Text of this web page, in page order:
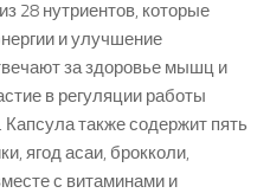
28 нутриентов, которые
и улучшение
за здоровье мышц и
в регуляции работы
также содержит пять
ягод асаи, брокколи,
с витаминами и